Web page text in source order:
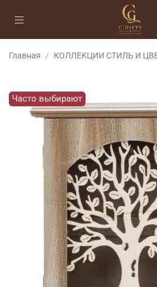
Главная КОЛЛЕКЦИИ СТИЛЬ И
Часто выбирают